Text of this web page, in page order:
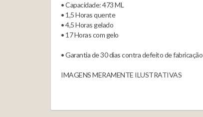
• Capacidade: 473 ML
• 1,5 Horas quente
• 4,5 Horas gelado
• 17 Horas com gelo
• Garantia de 30 dias contra defeito de fabricação
IMAGENS MERAMENTE ILUSTRATIVAS